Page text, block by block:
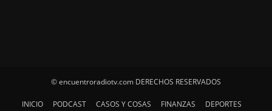
© encuentroradiotv.com DERECHOS RESERVADOS
INICIO PODCAST CASOS Y COSAS FINANZAS DEPORTES